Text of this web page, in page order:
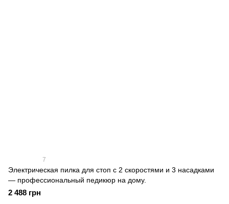
7
Электрическая пилка для стоп с 2 скоростями и 3 насадками
— профессиональный педикюр на дому.
2 488 грн